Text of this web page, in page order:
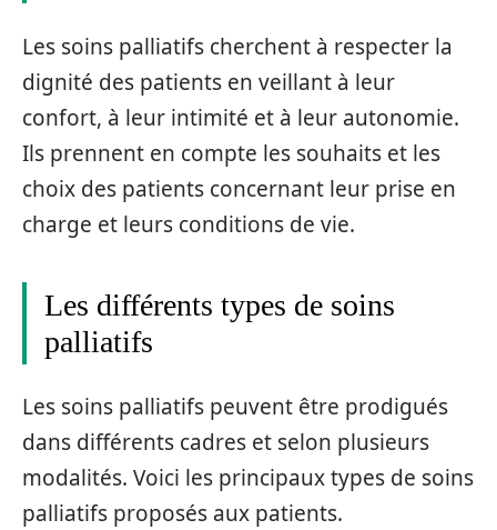
Les soins palliatifs cherchent à respecter la
dignité des patients en veillant à leur
confort, à leur intimité et à leur autonomie.
Ils prennent en compte les souhaits et les
choix des patients concernant leur prise en
charge et leurs conditions de vie.
Les différents types de soins
palliatifs
Les soins palliatifs peuvent être prodigués
dans différents cadres et selon plusieurs
modalités. Voici les principaux types de soins
palliatifs proposés aux patients.